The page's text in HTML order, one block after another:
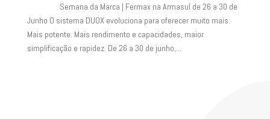
Semana da Marca | Fermax na Armasul de 26 a 30 de
Junho O sistema DUOX evoluciona para oferecer muito mais.
Mais potente. Mais rendimento e capacidades, maior
simplificação e rapidez. De 26 a 30 de junho,...